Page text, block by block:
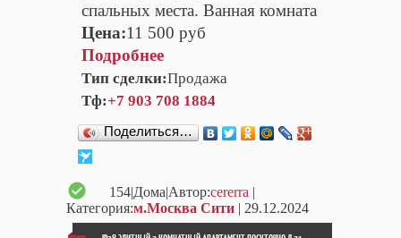
спальных места. Ванная комната
Цена:11 500 руб
Подробнее
Тип сделки:Продажа
Тф:+7 903 708 1884
Поделиться…
154|Дома|Автор:cererra |
Категория:м.Москва Сити | 29.12.2024